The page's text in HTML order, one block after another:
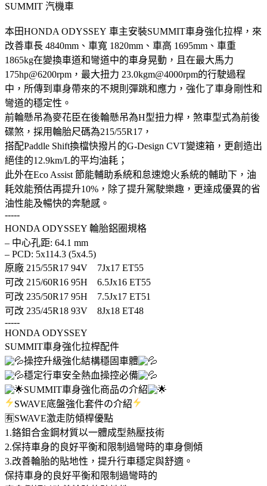
SUMMIT 汽機車
本田HONDA ODYSSEY 車主安裝SUMMIT車身強化拉桿，來
改善車長 4840mm、車寬 1820mm、車高 1695mm、車重
1865kg在變換車道和彎道中的車身晃動，且在最大馬力
175hp@6200rpm，最大扭力 23.0kgm@4000rpm的行駛過程
中，所傳到車身帶來的不規則彈跳和應力，強化了車身剛性和
彎道的穩定性。
前輪懸吊為麥花臣在後輪懸吊為H型扭力桿，煞車型式為前後
碟煞，採用輪胎尺碼為215/55R17，
搭配Paddle Shift換檔快撥片的G-Design CVT變速箱，更創造出
絕佳的12.9km/L的平均油耗；
此外在Eco Assist 節能輔助系統和怠速熄火系統的輔助下，油
耗效能預估再提升10%，除了提升駕駛樂趣，更達成優異的省
油性能及暢快的奔馳感。
-----
HONDA ODYSSEY 輪胎鋁圈規格
– 中心孔距: 64.1 mm
– PCD: 5x114.3 (5x4.5)
原廠 215/55R17 94V 7Jx17 ET55
可改 215/60R16 95H 6.5Jx16 ET55
可改 235/50R17 95H 7.5Jx17 ET51
可改 235/45R18 93V 8Jx18 ET48
-----
HONDA ODYSSEY
SUMMIT車身強化拉桿配件
操控升級強化結構穩固車體
穩定行車安全熱血操控必備
SUMMIT車身強化商品の介紹
SWAVE底盤強化套件の介紹
🈶SWAVE激走防傾桿優點
1.鉻鉬合金鋼材質以一體成型熱壓技術
2.保持車身的良好平衡和限制過彎時的車身側傾
3.改善輪胎的貼地性，提升行車穩定與舒適。
保持車身的良好平衡和限制過彎時的